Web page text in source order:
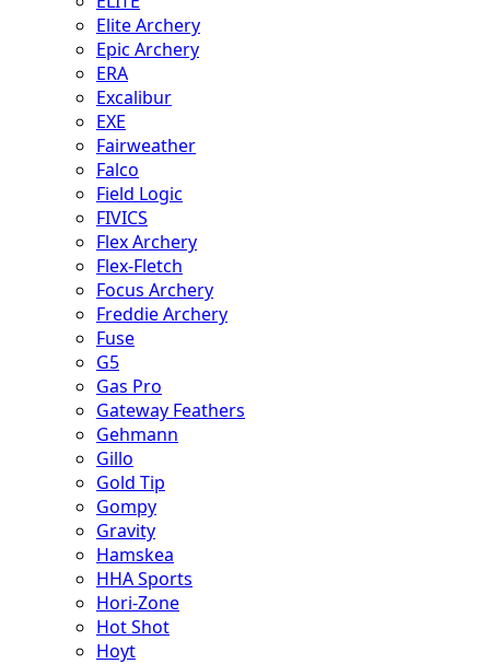
Elite Archery
Epic Archery
ERA
Excalibur
EXE
Fairweather
Falco
Field Logic
FIVICS
Flex Archery
Flex-Fletch
Focus Archery
Freddie Archery
Fuse
G5
Gas Pro
Gateway Feathers
Gehmann
Gillo
Gold Tip
Gompy
Gravity
Hamskea
HHA Sports
Hori-Zone
Hot Shot
Hoyt